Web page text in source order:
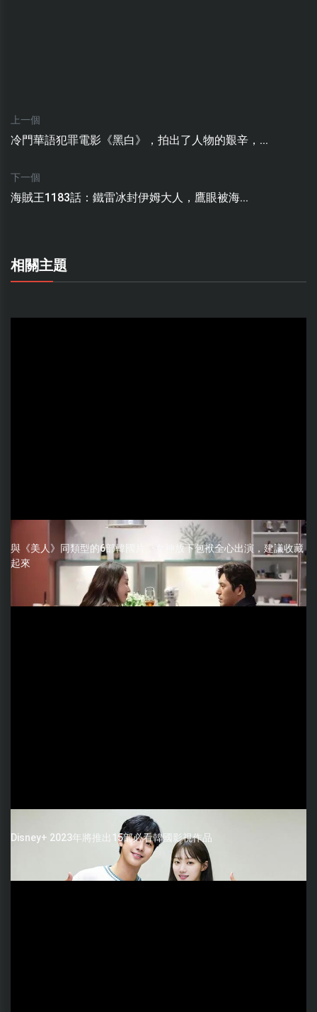
上一個
冷門華語犯罪電影《黑白》，拍出了人物的艱辛，...
下一個
海賊王1183話：鐵雷冰封伊姆大人，鷹眼被海...
相關主題
與《美人》同類型的6部韓國片，女神放下包袱全心出演，建議收藏
起來
Disney+ 2023年將推出15部必看韓國影視作品